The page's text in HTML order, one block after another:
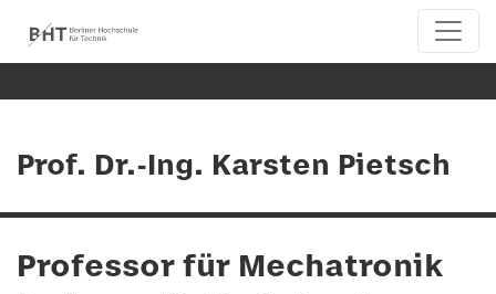
Prof. Dr.-Ing. Karsten Pietsch
Professor für Mechatronik